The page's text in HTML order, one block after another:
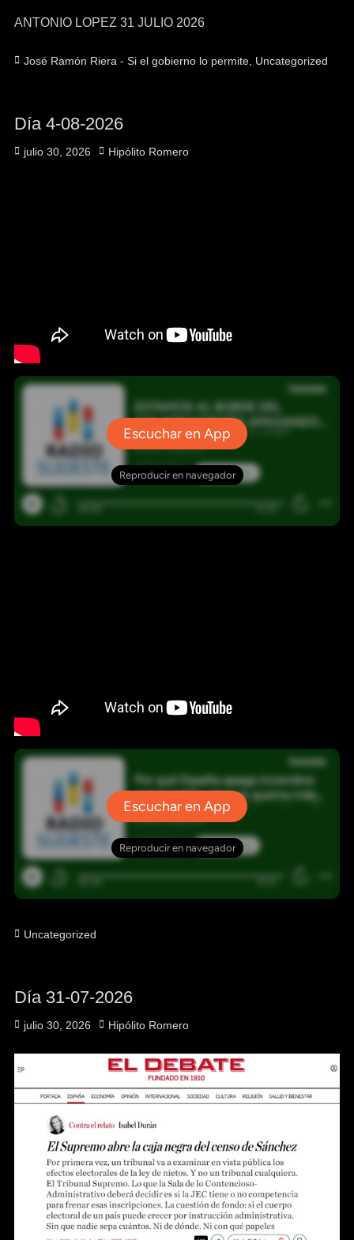
ANTONIO LOPEZ 31 JULIO 2026
José Ramón Riera - Si el gobierno lo permite, Uncategorized
Día 4-08-2026
julio 30, 2026 Hipólito Romero
Uncategorized
Día 31-07-2026
julio 30, 2026 Hipólito Romero